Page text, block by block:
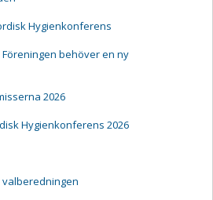
Hygienkonferens
behöver en ny
2026
Hygienkonferens 2026